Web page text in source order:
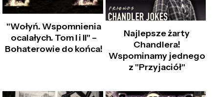
"Wołyń. Wspomnienia
ocalałych. Tom I i II" –
Bohaterowie do końca!
Najlepsze żarty
Chandlera!
Wspominamy jednego
z "Przyjaciół"